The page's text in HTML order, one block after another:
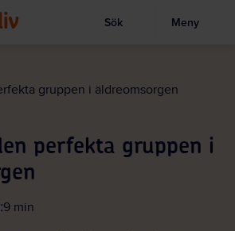
huvudinnehållet
Visa sökruta
Sök Meny
gruppen i äldreomsorgen
perfekta gruppen i
9 min